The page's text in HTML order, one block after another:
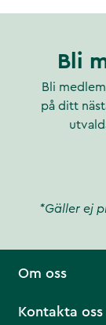
Bli
Bli
på ditt
*Gäller ej
Om oss
Kontakta oss